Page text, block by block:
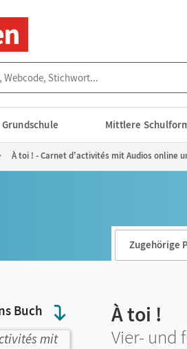
Grundschule Mittlere
À toi ! - Carnet d'activités mit Audios online
Buch
Zugehörige
À toi !
Vier- und